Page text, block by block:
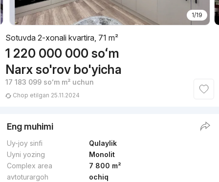
1/19
Sotuvda 2-xonali kvartira, 71 m²
1 220 000 000 soʻm
Narx so'rov bo'yicha
17 183 099 soʻmm² uchun
Chop etilgan 25.11.2024
Eng muhimi
Uy-joy sinfi
Qulaylik
Uyni yozing
Monolit
Complex area
7 800 m²
avtoturargoh
ochiq